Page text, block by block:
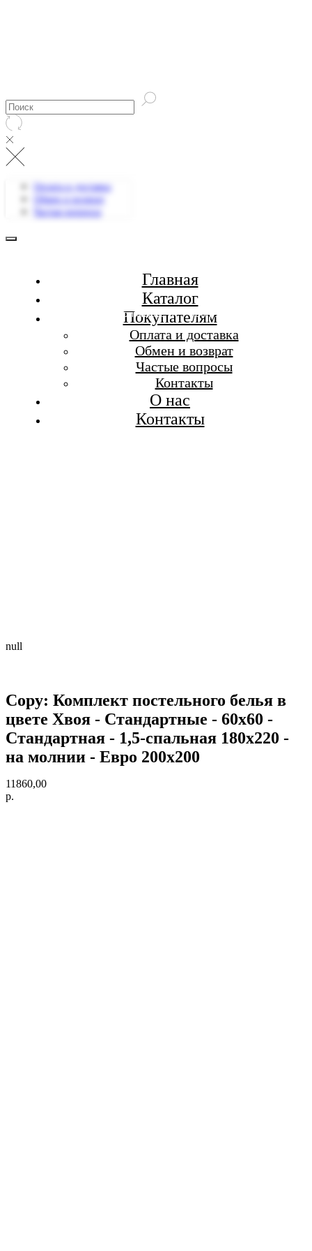
Бесплатная доставка при заказе от 7 000 р.
null
Оплата и доставка
Обмен и возврат
Частые вопросы
Главная
Каталог
Покупателям
Оплата и доставка
Обмен и возврат
Частые вопросы
Контакты
О нас
Контакты
Copy: Комплект постельного белья в
цвете Хвоя - Стандартные - 60х60 -
Стандартная - 1,5-спальная 180х220 -
на молнии - Евро 200х200
11860,00
р.